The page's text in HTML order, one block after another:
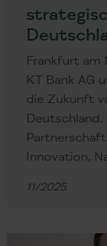
Frankfurt am
KT Bank AG
die Zukunft
Deutschland.
Innovation,
11/2025